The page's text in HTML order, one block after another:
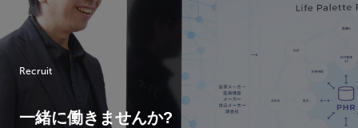
Recruit
一緒に働きませんか?